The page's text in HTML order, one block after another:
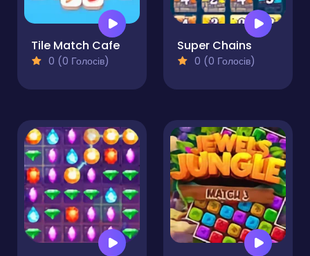
Tile Match Cafe
0 (0 Голосів)
Super Chains
0 (0 Голосів)